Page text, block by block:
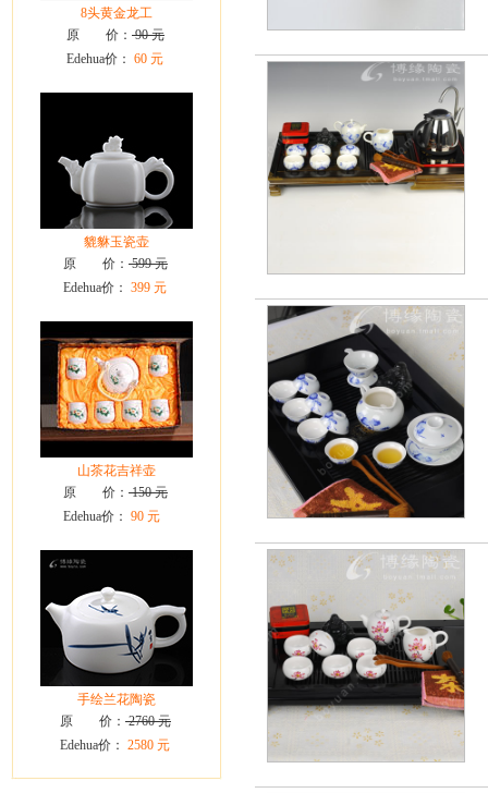
8头黄金龙工
原 价： 90 元
Edehua价： 60 元
貔貅玉瓷壶
原 价： 599 元
Edehua价： 399 元
山茶花吉祥壶
原 价： 150 元
Edehua价： 90 元
手绘兰花陶瓷
原 价： 2760 元
Edehua价： 2580 元